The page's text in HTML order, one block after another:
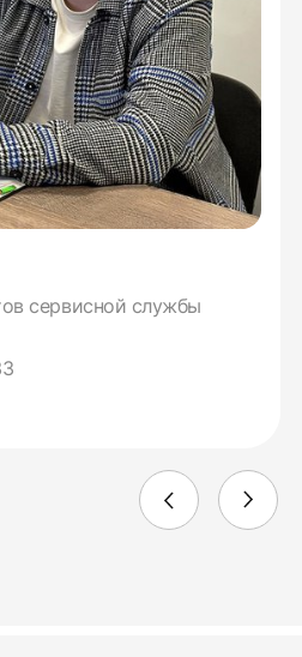
сервисной службы